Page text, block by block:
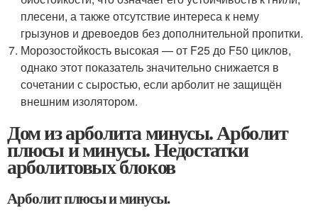
плесени, а также отсутствие интереса к нему
грызунов и древоедов без дополнительной пропитки.
Морозостойкость высокая — от F25 до F50 циклов,
однако этот показатель значительно снижается в
сочетании с сыростью, если арболит не защищён
внешним изолятором.
Дом из арболита минусы. Арболит
плюсы и минусы. Недостатки
арболитовых блоков
Арболит плюсы и минусы.